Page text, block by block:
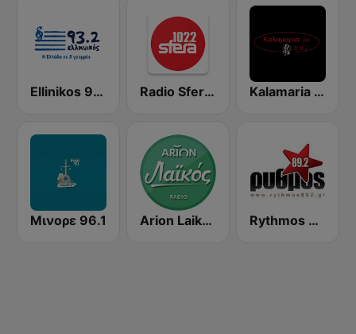
Ellinikos 93.2 FM Radio Sfera 102.2 FM Kalamaria FM
Μινορε 96.1 Arion Laikos Rythmos 89.2 FM